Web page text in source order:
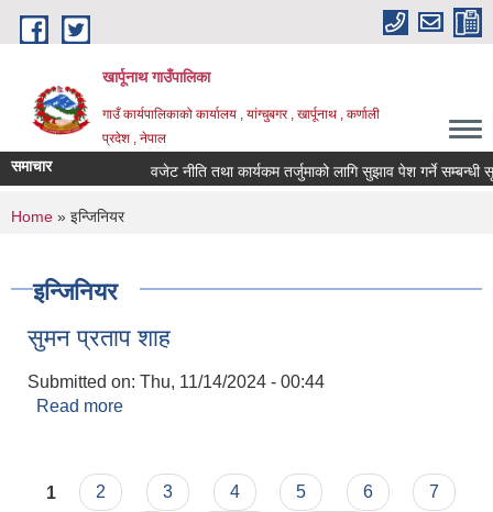
Skip to main content
खार्पूनाथ गाउँपालिका
गाउँ कार्यपालिकाको कार्यालय , यांग्चुबगर , खार्पूनाथ , कर्णाली
प्रदेश , नेपाल
समाचार वजेट नीति तथा कार्यकम तर्जुमाको लागि सुझाव पेश गर्ने सम्बन्धी
You are here
Home » इन्जिनियर
इन्जिनियर
सुमन प्रताप शाह
Submitted on: Thu, 11/14/2024 - 00:44
Read more
Pages
1 2 3 4 5 6
7